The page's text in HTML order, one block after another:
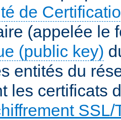
de
(appelée le
(public key)
entités du
les certificats
SSL/